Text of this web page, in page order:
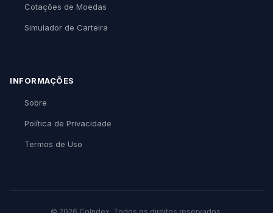
Cotações de Moedas
Simulador de Carteira
INFORMAÇÕES
Sobre
Política de Privacidade
Termos de Uso